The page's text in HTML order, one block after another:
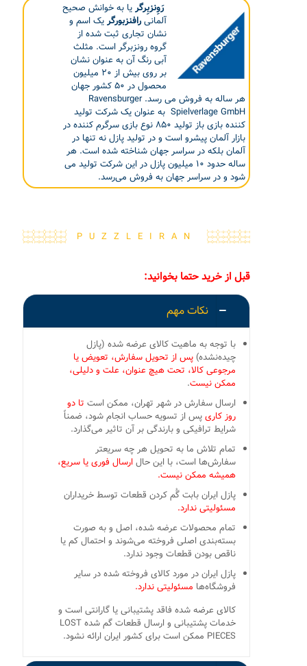
رَوِنزبِرگریا به خوانش صحیح
آلمانیرافنزبورگریک اسم و
نشان تجاری ثبت شده از
گروه رونزبرگر است. مثلث
آبی رنگ آن به عنوان نشان
بر روی بیش از ۲۰ میلیون
محصول در ۵۰ کشور جهان
هر ساله به فروش می رسد. Ravensburger
Spielverlage GmbH به عنوان یک شرکت تولید
کننده بازی باز تولید ۸۵۰ نوع بازی سرگرم کننده در
بازار آلمان پیشرو است و در تولید پازل نه تنها در
آلمان بلکه در سراسر جهان شناخته شده است. هر
ساله حدود ۱۰ میلیون پازل در این شرکت تولید می
شود و در سراسر جهان به فروش می‌رسد.
PUZZLEIRAN
قبل از خرید حتما بخوانید:
نکات مهم
با توجه به ماهیت کالای عرضه شده (پازل
چیده‌نشده) پس از تحویل سفارش، تعویض یا
مرجوعی کالا، تحت هیچ عنوان، علت و دلیلی،
ممکن نیست.
ارسال سفارش در شهر تهران، ممکن است تا دو
روز کاریپس از تسویه حساب انجام شود، ضمناً
شرایط ترافیکی و بارندگی بر آن تاثیر می‌گذارد.
تمام تلاش ما به تحویل هر چه سریعتر
سفارش‌ها است، با این حالارسال فوری یا سریع،
همیشه ممکن نیست.
پازل ایران بابت گُم کردن قطعات توسط خریداران
مسئولیتی ندارد.
تمام محصولات عرضه شده، اصل و به صورت
بسته‌بندی اصلی فروخته می‌شوند و احتمال کم یا
ناقص بودن قطعات وجود ندارد.
پازل ایران در مورد کالای فروخته شده در سایر
فروشگاه‌ها مسئولیتی ندارد.
کالای عرضه شده فاقد پشتیبانی یا گارانتی است و
خدمات پشتیبانی و ارسال قطعات گم شده LOST
PIECES ممکن است برای کشور ایران ارائه نشود.